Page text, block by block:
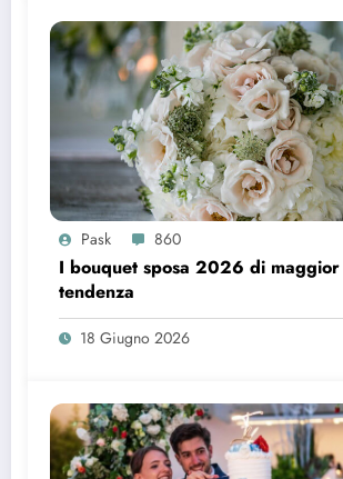
Pask 860
I bouquet sposa 2026 di maggior
tendenza
18 Giugno 2026